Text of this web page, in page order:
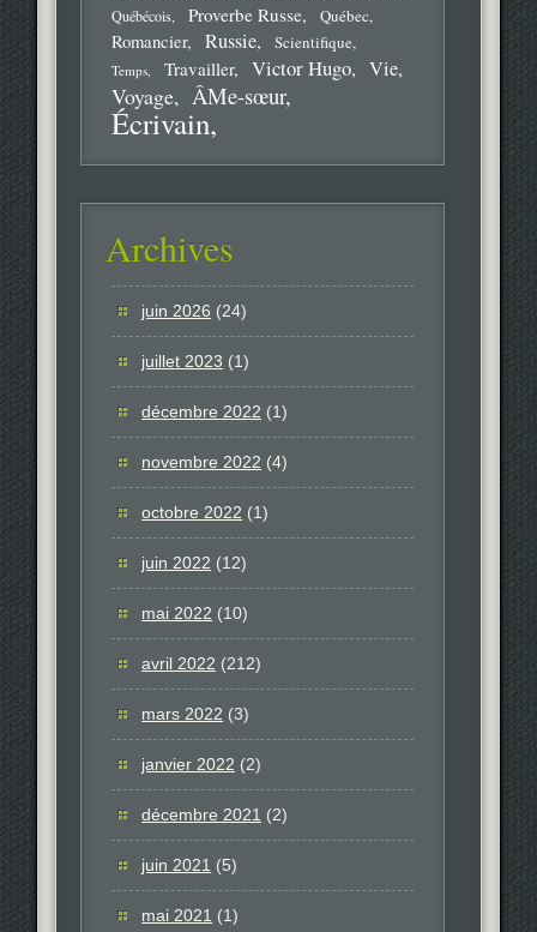
Québécois
Proverbe Russe Québec
Romancier Russie Scientifique
Temps Travailler Victor Hugo Vie
Voyage ÂMe-sœur
Écrivain
Archives
juin 2026 (24)
juillet 2023 (1)
décembre 2022 (1)
novembre 2022 (4)
octobre 2022 (1)
juin 2022 (12)
mai 2022 (10)
avril 2022 (212)
mars 2022 (3)
janvier 2022 (2)
décembre 2021 (2)
juin 2021 (5)
mai 2021 (1)